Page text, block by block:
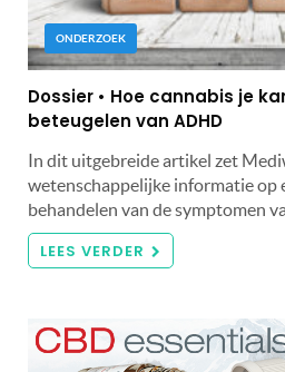
ONDERZOEK
Dossier • Hoe cannabis je
beteugelen van ADHD
In dit uitgebreide artikel zet
wetenschappelijke informatie op
behandelen van de symptomen
LEES VERDER